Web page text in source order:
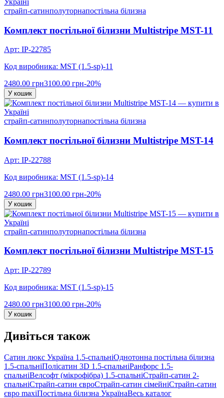
страйп-сатинполуторнапостільна білизна
Комплект постільної білизни Multistripe MST-11
Арт: IP-22785
Код виробника: MST (1.5-sp)-11
2480.00 грн3100.00 грн-20%
У кошик
страйп-сатинполуторнапостільна білизна
Комплект постільної білизни Multistripe MST-14
Арт: IP-22788
Код виробника: MST (1.5-sp)-14
2480.00 грн3100.00 грн-20%
У кошик
страйп-сатинполуторнапостільна білизна
Комплект постільної білизни Multistripe MST-15
Арт: IP-22789
Код виробника: MST (1.5-sp)-15
2480.00 грн3100.00 грн-20%
У кошик
Дивіться також
Сатин люкс Україна 1.5-спальніОднотонна постільна білизна
1.5-спальніПолісатин 3D 1.5-спальніРанфорс 1.5-
спальніВелсофт (мікрофібра) 1.5-спальніСтрайп-сатин 2-
спальніСтрайп-сатин євроСтрайп-сатин сімейніСтрайп-сатин
євро maxiПостільна білизна УкраїнаВесь каталог